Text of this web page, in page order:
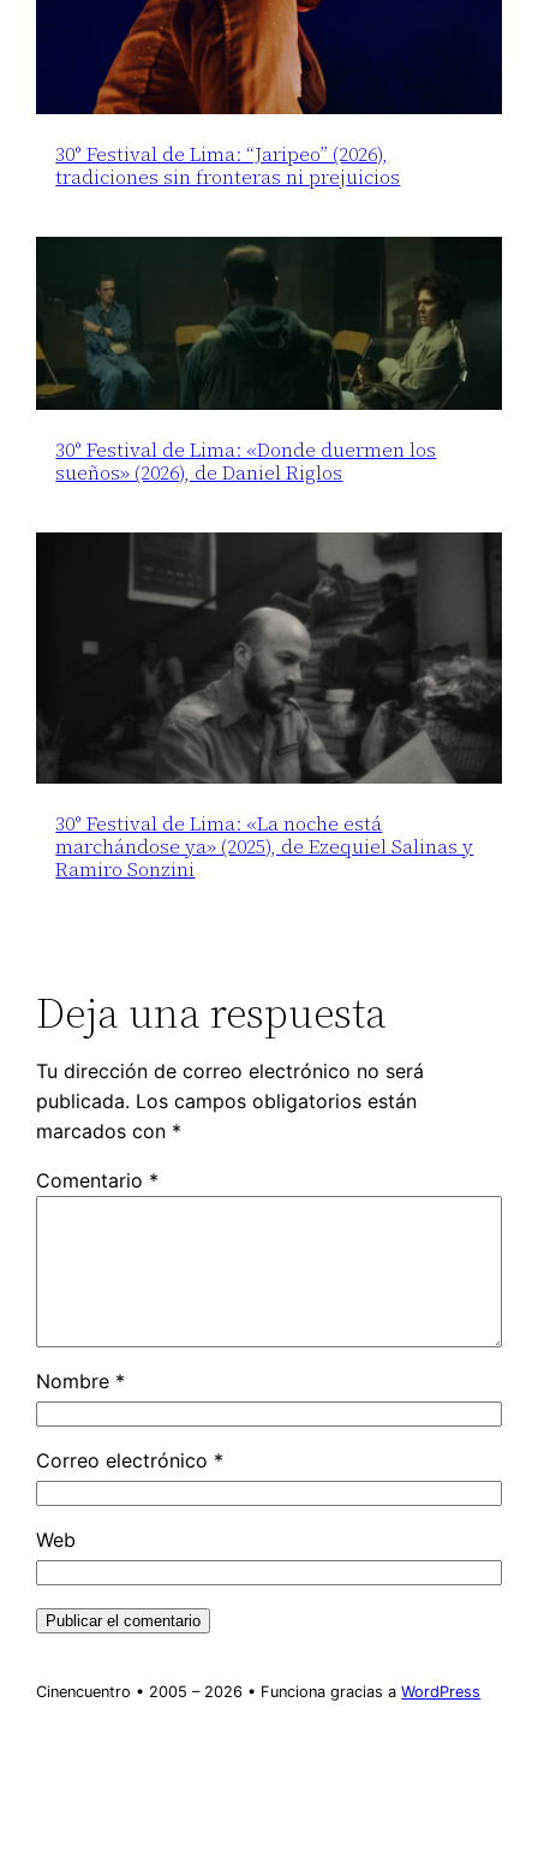
30° Festival de Lima: “Jaripeo” (2026),
tradiciones sin fronteras ni prejuicios
30° Festival de Lima: «Donde duermen los
sueños» (2026), de Daniel Riglos
30° Festival de Lima: «La noche está
marchándose ya» (2025), de Ezequiel Salinas y
Ramiro Sonzini
Deja una respuesta
Tu dirección de correo electrónico no será
publicada. Los campos obligatorios están
marcados con *
Comentario *
Nombre *
Correo electrónico *
Web
Cinencuentro • 2005 – 2026 • Funciona gracias aWordPress